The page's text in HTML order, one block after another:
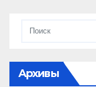
Архивы